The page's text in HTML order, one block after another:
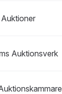
Auktionsverk